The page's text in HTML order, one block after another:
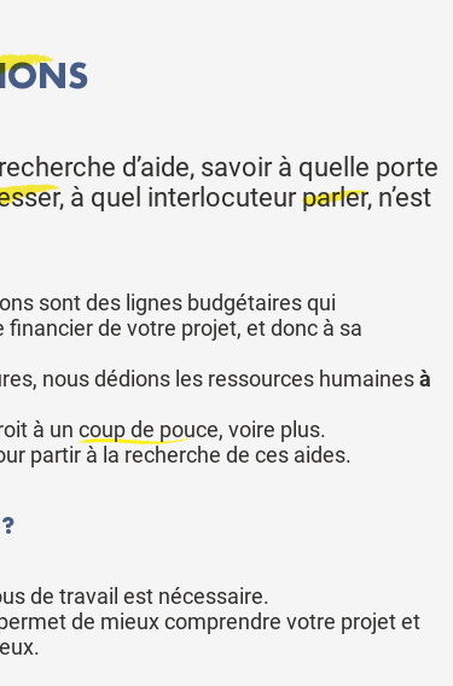
d’aide, savoir à quelle porte
, à quel interlocuteurparler, n’est
sont des lignes budgétaires qui
financier de votre projet, et donc à sa
nous dédions les ressources humainesà
à un coup de pouce, voire plus.
partir à la recherche de ces aides.
de travail est nécessaire.
de mieux comprendre votre projet et